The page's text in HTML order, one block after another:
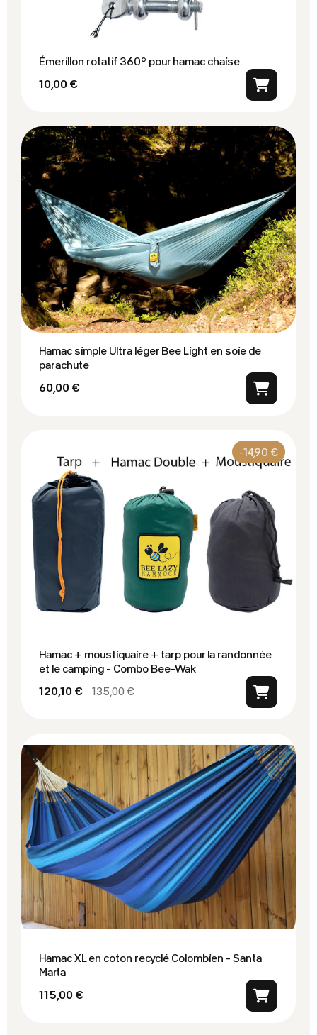
Émerillon rotatif 360° pour hamac chaise
10,00 €
Hamac simple Ultra léger Bee Light en soie de
parachute
60,00 €
-14,90 €
Hamac + moustiquaire + tarp pour la randonnée
et le camping - Combo Bee-Wak
120,10 €
135,00 €
Hamac XL en coton recyclé Colombien - Santa
Marta
115,00 €